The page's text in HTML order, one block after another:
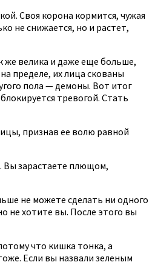
Своя корона кормится, чужая
не снижается, но и растет,
же велика и даже еще больше,
пределе, их лица скованы
пола — демоны. Вот итог
тревогой. Стать
признав ее волю равной
Вы зарастаете плющом,
не можете сделать ни одного
не хотите вы. После этого вы
что кишка тонка, а
Если вы назвали зеленым